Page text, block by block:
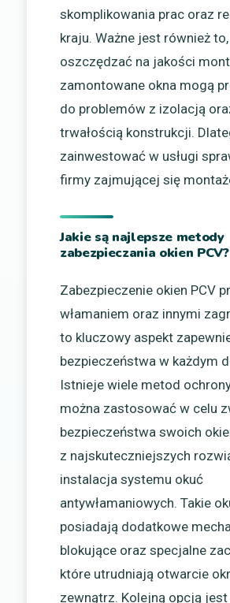
skomplikowania prac oraz
kraju. Ważne jest również
oszczędzać na jakości
zamontowane okna mogą
do problemów z izolacją
trwałością konstrukcji.
zainwestować w usługi
firmy zajmującej się
Jakie są najlepsze metody
zabezpieczania okien PCV?
Zabezpieczenie okien PCV
włamaniem oraz innymi
to kluczowy aspekt
bezpieczeństwa w każdym
Istnieje wiele metod
można zastosować w celu
bezpieczeństwa swoich
z najskuteczniejszych
instalacja systemu okuć
antywłamaniowych. Takie
posiadają dodatkowe
blokujące oraz specjalne
które utrudniają otwarcie
zewnątrz. Kolejną opcją jest